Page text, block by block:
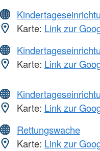
Karte: Link zur
Karte: Link zur
Karte: Link zur
Rettungswache
Karte: Link zur